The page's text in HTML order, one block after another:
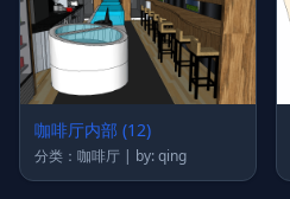
咖啡厅内部 (12)
分类：咖啡厅 | by: qing